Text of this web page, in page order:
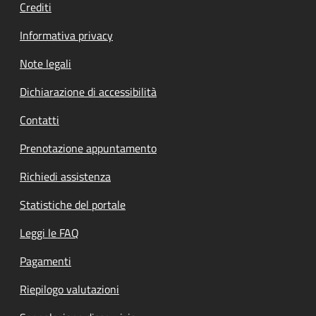
Crediti
Informativa privacy
Note legali
Dichiarazione di accessibilità
Contatti
Prenotazione appuntamento
Richiedi assistenza
Statistiche del portale
Leggi le FAQ
Pagamenti
Riepilogo valutazioni